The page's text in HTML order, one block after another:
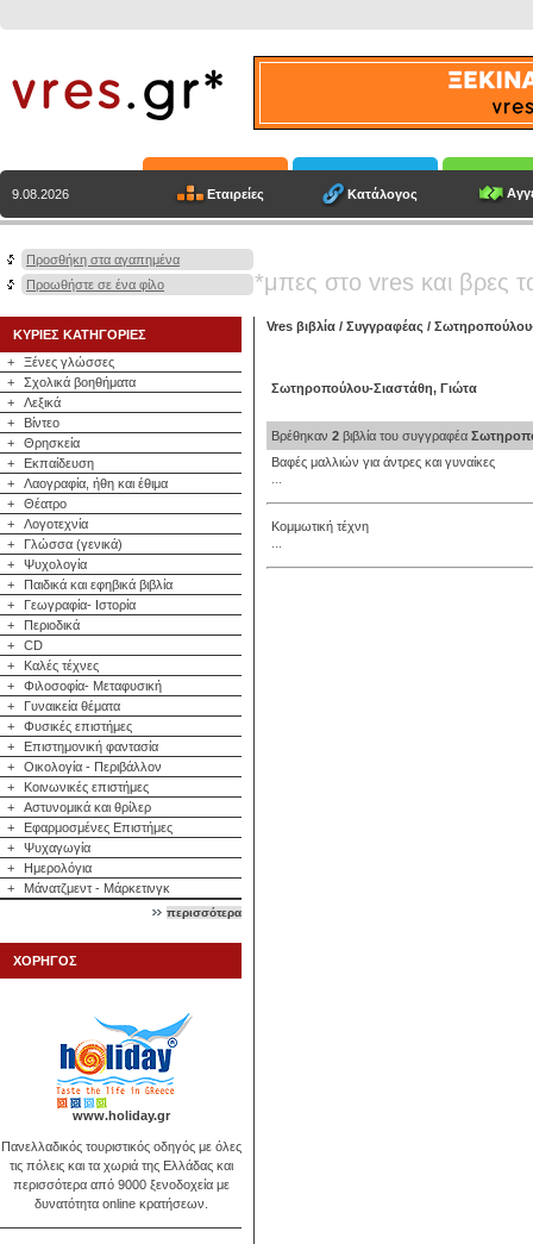
9.08.2026 Εταιρείες Κατάλογος
Προσθήκη στα αγαπημένα
Προωθήστε σε ένα φίλο
*μπες στο vres και βρες
ΚΥΡΙΕΣ ΚΑΤΗΓΟΡΙΕΣ
+
Ξένες γλώσσες
+
Σχολικά βοηθήματα
+
Λεξικά
+
Βίντεο
+
Θρησκεία
+
Εκπαίδευση
+
Λαογραφία, ήθη και έθιμα
+
Θέατρο
+
Λογοτεχνία
+
Γλώσσα (γενικά)
+
Ψυχολογία
+
Παιδικά και εφηβικά βιβλία
+
Γεωγραφία- Ιστορία
+
Περιοδικά
+
CD
+
Καλές τέχνες
+
Φιλοσοφία- Μεταφυσική
+
Γυναικεία θέματα
+
Φυσικές επιστήμες
+
Επιστημονική φαντασία
+
Οικολογία - Περιβάλλον
+
Κοινωνικές επιστήμες
+
Αστυνομικά και θρίλερ
+
Εφαρμοσμένες Επιστήμες
+
Ψυχαγωγία
+
Ημερολόγια
+
Μάνατζμεντ - Μάρκετινγκ
περισσότερα
ΧΟΡΗΓΟΣ
www.holiday.gr
Πανελλαδικός τουριστικός οδηγός με όλες
τις πόλεις και τα χωριά της Ελλάδας και
περισσότερα από 9000 ξενοδοχεία με
δυνατότητα online κρατήσεων.
Vres βιβλία / Συγγραφέας /
Σωτηροπούλου-Σιαστάθη, Γιώτα
Βρέθηκαν 2 βιβλία του συγγραφέα
Βαφές μαλλιών για άντρες και γυναίκες
Κομμωτική τέχνη